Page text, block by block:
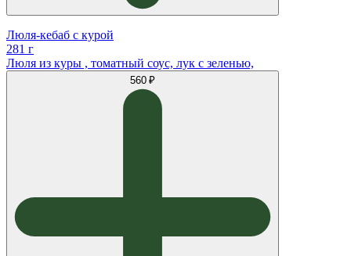
Люля-кебаб с курой
281 г
Люля из куры , томатный соус, лук с зеленью,
560 ₽